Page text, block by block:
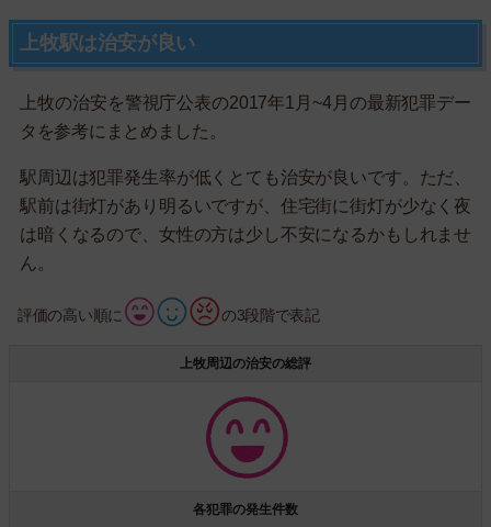
上牧駅は治安が良い
上牧の治安を警視庁公表の2017年1月~4月の最新犯罪デー
タを参考にまとめました。
駅周辺は犯罪発生率が低くとても治安が良いです。ただ、
駅前は街灯があり明るいですが、住宅街に街灯が少なく夜
は暗くなるので、女性の方は少し不安になるかもしれませ
ん。
評価の高い順に の3段階で表記
上牧周辺の治安の総評
各犯罪の発生件数